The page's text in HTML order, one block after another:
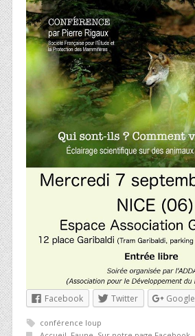
Facebook Twitter Google
conférence loup